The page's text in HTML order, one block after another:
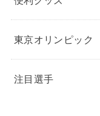
東京オリンピック
注目選手